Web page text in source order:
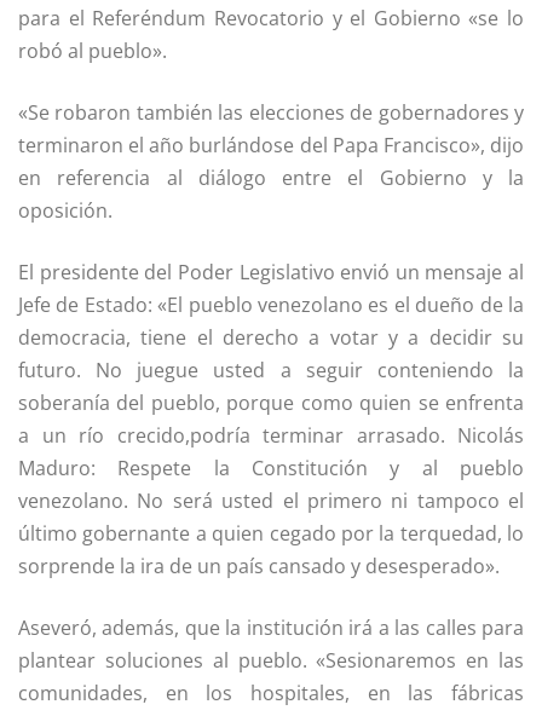
para el Referéndum Revocatorio y el Gobierno «se lo
robó al pueblo».
«Se robaron también las elecciones de gobernadores y
terminaron el año burlándose del Papa Francisco», dijo
en referencia al diálogo entre el Gobierno y la
oposición.
El presidente del Poder Legislativo envió un mensaje al
Jefe de Estado: «El pueblo venezolano es el dueño de la
democracia, tiene el derecho a votar y a decidir su
futuro. No juegue usted a seguir conteniendo la
soberanía del pueblo, porque como quien se enfrenta
a un río crecido,podría terminar arrasado. Nicolás
Maduro: Respete la Constitución y al pueblo
venezolano. No será usted el primero ni tampoco el
último gobernante a quien cegado por la terquedad, lo
sorprende la ira de un país cansado y desesperado».
Aseveró, además, que la institución irá a las calles para
plantear soluciones al pueblo. «Sesionaremos en las
comunidades, en los hospitales, en las fábricas